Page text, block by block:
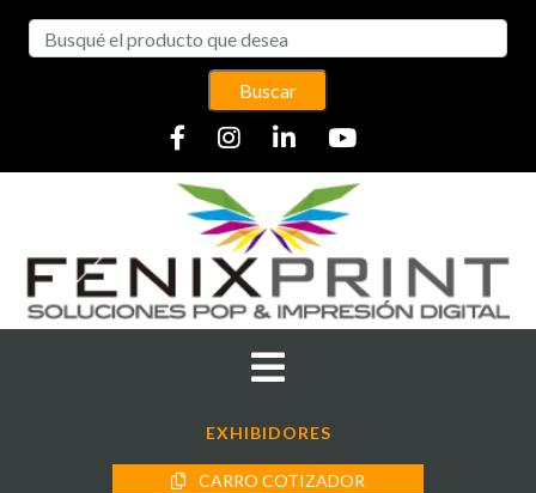
Buscar
EXHIBIDORES
CARRO COTIZADOR